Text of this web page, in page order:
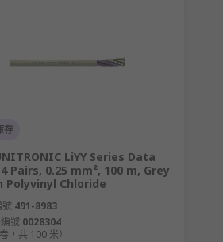
存
LiYY Series Data
Pairs, 0.25 mm², 100 m, Grey
Polyvinyl Chloride
號 491-8983
號 0028304
，共 100 米）